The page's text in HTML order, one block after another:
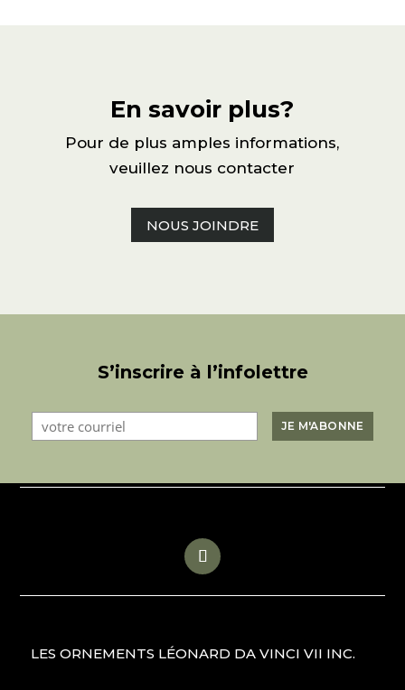
En savoir plus?
Pour de plus amples informations,
veuillez nous contacter
NOUS JOINDRE
S’inscrire à l’infolettre
LES ORNEMENTS LÉONARD DA VINCI VII INC.